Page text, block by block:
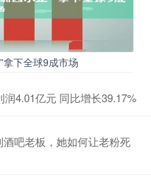
拿下全球9成市场
4.01亿元 同比增长39.17%
吧老板，她如何让老粉死